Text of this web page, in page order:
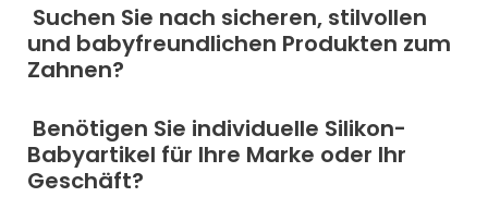
Suchen Sie nach sicheren, stilvollen
und babyfreundlichen Produkten zum
Zahnen?
Benötigen Sie individuelle Silikon-
Babyartikel für Ihre Marke oder Ihr
Geschäft?